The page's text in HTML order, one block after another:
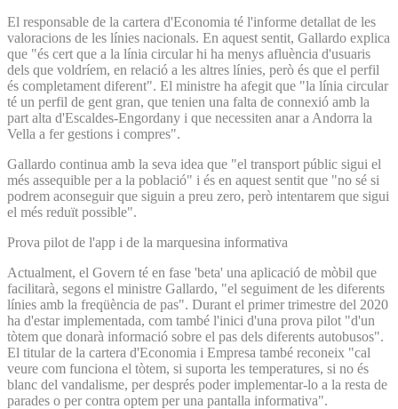
El responsable de la cartera d'Economia té l'informe detallat de les
valoracions de les línies nacionals. En aquest sentit, Gallardo explica
que "és cert que a la línia circular hi ha menys afluència d'usuaris
dels que voldríem, en relació a les altres línies, però és que el perfil
és completament diferent". El ministre ha afegit que "la línia circular
té un perfil de gent gran, que tenien una falta de connexió amb la
part alta d'Escaldes-Engordany i que necessiten anar a Andorra la
Vella a fer gestions i compres".
Gallardo continua amb la seva idea que "el transport públic sigui el
més assequible per a la població" i és en aquest sentit que "no sé si
podrem aconseguir que siguin a preu zero, però intentarem que sigui
el més reduït possible".
Prova pilot de l'app i de la marquesina informativa
Actualment, el Govern té en fase 'beta' una aplicació de mòbil que
facilitarà, segons el ministre Gallardo, "el seguiment de les diferents
línies amb la freqüència de pas". Durant el primer trimestre del 2020
ha d'estar implementada, com també l'inici d'una prova pilot "d'un
tòtem que donarà informació sobre el pas dels diferents autobusos".
El titular de la cartera d'Economia i Empresa també reconeix "cal
veure com funciona el tòtem, si suporta les temperatures, si no és
blanc del vandalisme, per després poder implementar-lo a la resta de
parades o per contra optem per una pantalla informativa".